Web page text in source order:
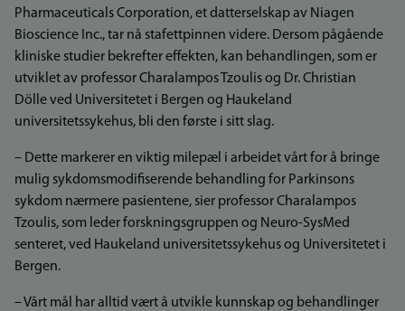
Pharmaceuticals Corporation, et datterselskap av Niagen
Bioscience Inc., tar nå stafettpinnen videre. Dersom pågående
kliniske studier bekrefter effekten, kan behandlingen, som er
utviklet av professor Charalampos Tzoulis og Dr. Christian
Dölle ved Universitetet i Bergen og Haukeland
universitetssykehus, bli den første i sitt slag.
– Dette markerer en viktig milepæl i arbeidet vårt for å bringe
mulig sykdomsmodifiserende behandling for Parkinsons
sykdom nærmere pasientene, sier professor Charalampos
Tzoulis, som leder forskningsgruppen og Neuro-SysMed
senteret, ved Haukeland universitetssykehus og Universitetet i
Bergen.
– Vårt mål har alltid vært å utvikle kunnskap og behandlinger